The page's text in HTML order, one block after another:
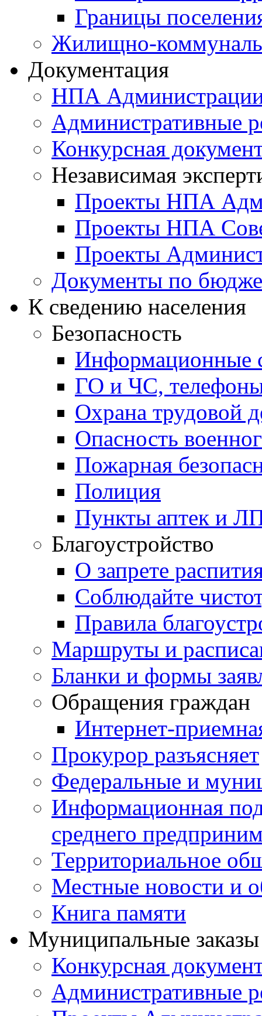
Границы
Жилищно-
Документация
НПА
Административные
Конкурсная
Независимая
Проекты НПА
Проекты НПА
Проекты
Документы по
К сведению населения
Безопасность
Информационные
ГО и ЧС,
Охрана трудовой
Опасность
Пожарная
Полиция
Пункты аптек и
Благоустройство
О запрете
Соблюдайте
Правила
Маршруты и
Бланки и формы
Обращения граждан
Интернет-
Прокурор разъясняет
Федеральные и
Информационная
среднего
Территориальное
Местные новости и
Книга памяти
Муниципальные
Конкурсная
Административные